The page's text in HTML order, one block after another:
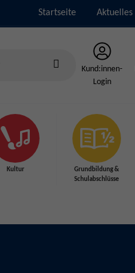
Startseite Aktuelles
Kund:innen-
Login
Kultur
Grundbildung &
Schulabschlüsse